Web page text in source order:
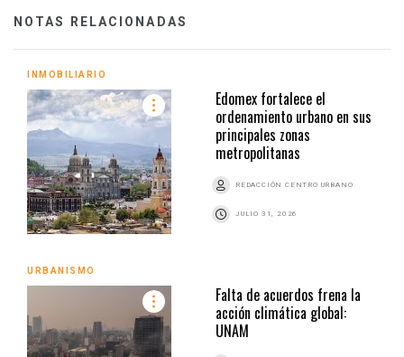
NOTAS RELACIONADAS
INMOBILIARIO
Edomex fortalece el
ordenamiento urbano en sus
principales zonas
metropolitanas
REDACCIÓN CENTRO URBANO
JULIO 31, 2026
URBANISMO
Falta de acuerdos frena la
acción climática global:
UNAM